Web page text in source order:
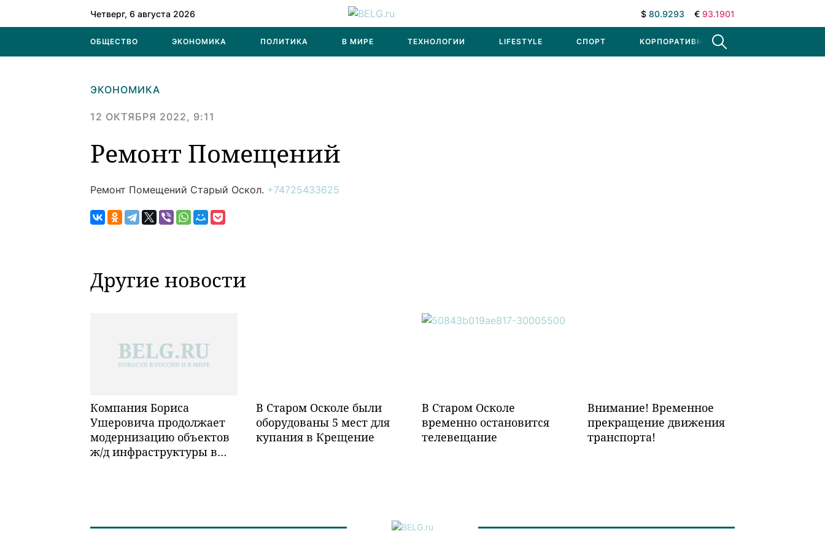
Четверг, 6 августа 2026 $ 80.9293 € 93.1901
ОБЩЕСТВО ЭКОНОМИКА ПОЛИТИКА В МИРЕ ТЕХНОЛОГИИ LIFESTYLE СПОРТ КОРПОРАТИВНЫЕ НОВОСТИ
ЭКОНОМИКА
12 ОКТЯБРЯ 2022, 9:11
Ремонт Помещений
Ремонт Помещений Старый Оскол. +74725433625
Другие новости
Компания Бориса
Ушеровича продолжает
модернизацию объектов
ж/д инфраструктуры в
В Старом Осколе были
оборудованы 5 мест для
купания в Крещение
В Старом Осколе
временно остановится
телевещание
Внимание! Временное
прекращение движения
транспорта!